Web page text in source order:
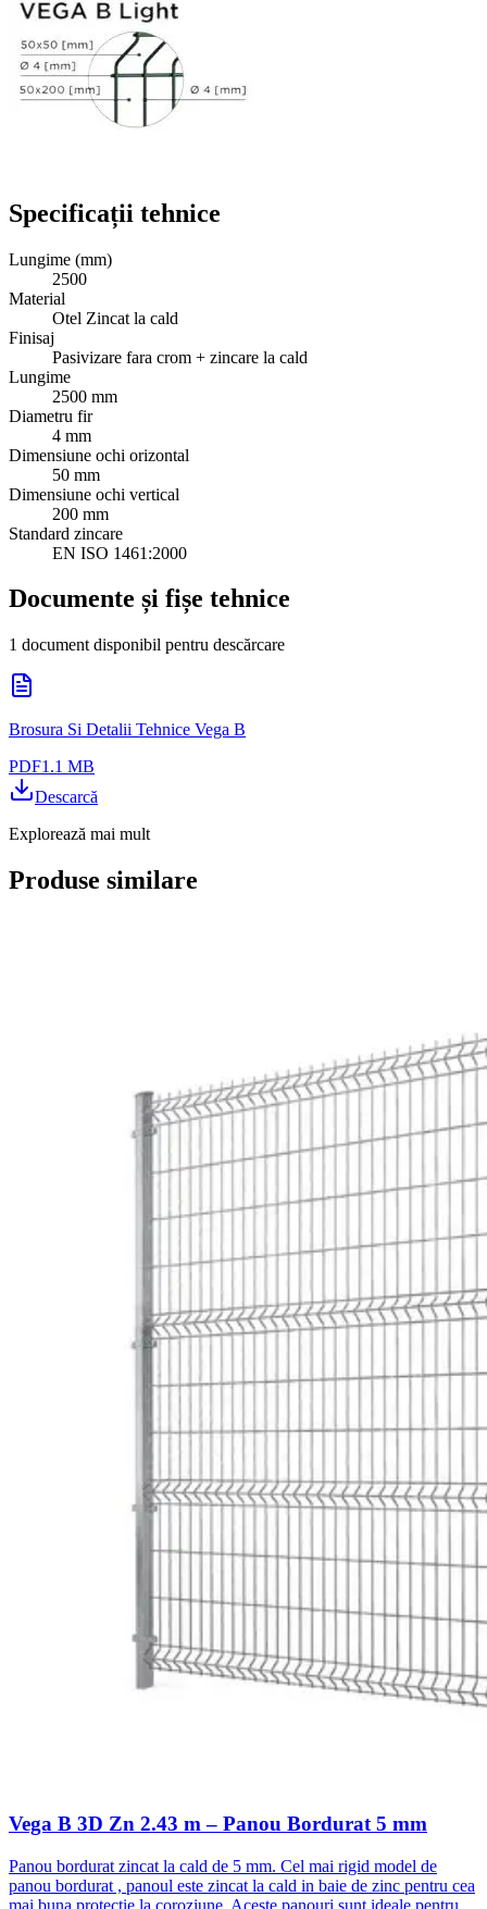
Specificații tehnice
Lungime (mm)
2500
Material
Otel Zincat la cald
Finisaj
Pasivizare fara crom + zincare la cald
Lungime
2500 mm
Diametru fir
4 mm
Dimensiune ochi orizontal
50 mm
Dimensiune ochi vertical
200 mm
Standard zincare
EN ISO 1461:2000
Documente și fișe tehnice
1 document disponibil pentru descărcare
Brosura Si Detalii Tehnice Vega B
PDF1.1 MB
Descarcă
Explorează mai mult
Produse similare
Vega B 3D Zn 2.43 m – Panou Bordurat 5 mm
Panou bordurat zincat la cald de 5 mm. Cel mai rigid model de
panou bordurat , panoul este zincat la cald in baie de zinc pentru cea
mai buna protectie la coroziune. Aceste panouri sunt ideale pentru